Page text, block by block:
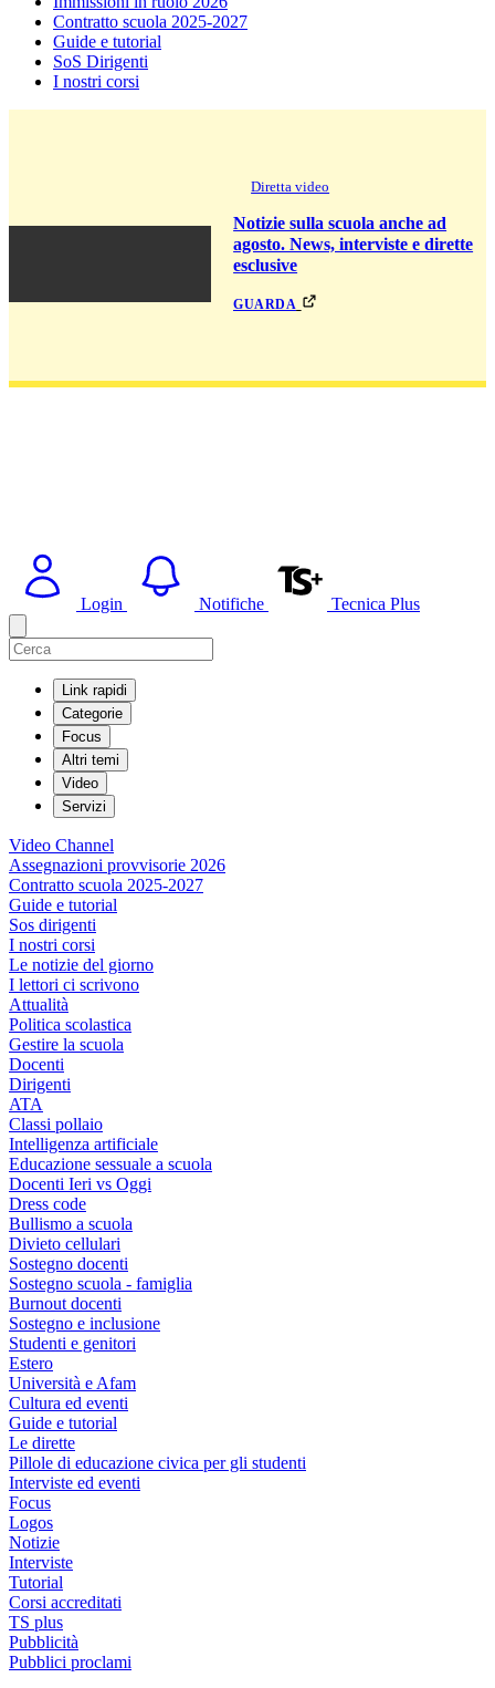
Contratto scuola 2025-2027
Guide e tutorial
SoS Dirigenti
I nostri corsi
Diretta video
Notizie sulla scuola anche ad
agosto. News, interviste e dirette
esclusive
guarda
Login Notifiche Tecnica Plus
Link rapidi
Categorie
Focus
Altri temi
Video
Servizi
Video Channel
Assegnazioni provvisorie 2026
Contratto scuola 2025-2027
Guide e tutorial
Sos dirigenti
I nostri corsi
Le notizie del giorno
I lettori ci scrivono
Attualità
Politica scolastica
Gestire la scuola
Docenti
Dirigenti
ATA
Classi pollaio
Intelligenza artificiale
Educazione sessuale a scuola
Docenti Ieri vs Oggi
Dress code
Bullismo a scuola
Divieto cellulari
Sostegno docenti
Sostegno scuola - famiglia
Burnout docenti
Sostegno e inclusione
Studenti e genitori
Estero
Università e Afam
Cultura ed eventi
Guide e tutorial
Le dirette
Pillole di educazione civica per gli studenti
Interviste ed eventi
Focus
Logos
Notizie
Interviste
Tutorial
Corsi accreditati
TS plus
Pubblicità
Pubblici proclami